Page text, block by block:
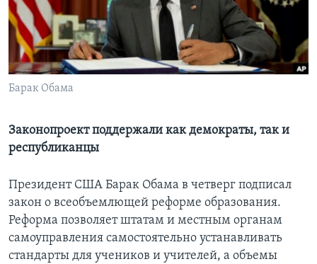
Learning English
СОЦИАЛЬНЫЕ СЕТИ
Языки
Барак Обама
Законопроект поддержали как демократы, так и
республиканцы
Президент США Барак Обама в четверг подписал
закон о всеобъемлющей реформе образования.
Реформа позволяет штатам и местным органам
самоуправления самостоятельно устанавливать
стандарты для учеников и учителей, а объемы